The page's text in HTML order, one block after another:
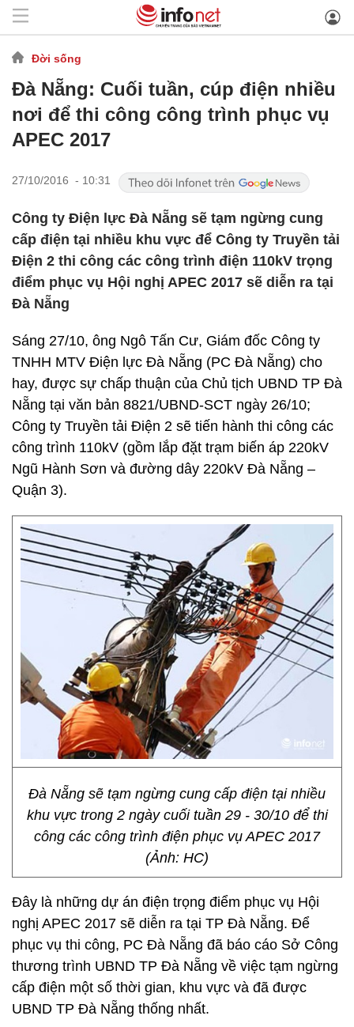
Đời sống
Đà Nẵng: Cuối tuần, cúp điện nhiều
nơi để thi công công trình phục vụ
APEC 2017
27/10/2016 - 10:31
Công ty Điện lực Đà Nẵng sẽ tạm ngừng cung
cấp điện tại nhiều khu vực để Công ty Truyền tải
Điện 2 thi công các công trình điện 110kV trọng
điểm phục vụ Hội nghị APEC 2017 sẽ diễn ra tại
Đà Nẵng
Sáng 27/10, ông Ngô Tấn Cư, Giám đốc Công ty
TNHH MTV Điện lực Đà Nẵng (PC Đà Nẵng) cho
hay, được sự chấp thuận của Chủ tịch UBND TP Đà
Nẵng tại văn bản 8821/UBND-SCT ngày 26/10;
Công ty Truyền tải Điện 2 sẽ tiến hành thi công các
công trình 110kV (gồm lắp đặt trạm biến áp 220kV
Ngũ Hành Sơn và đường dây 220kV Đà Nẵng –
Quận 3).
Đà Nẵng sẽ tạm ngừng cung cấp điện tại nhiều
khu vực trong 2 ngày cuối tuần 29 - 30/10 để thi
công các công trình điện phục vụ APEC 2017
(Ảnh: HC)
Đây là những dự án điện trọng điểm phục vụ Hội
nghị APEC 2017 sẽ diễn ra tại TP Đà Nẵng. Để
phục vụ thi công, PC Đà Nẵng đã báo cáo Sở Công
thương trình UBND TP Đà Nẵng về việc tạm ngừng
cấp điện một số thời gian, khu vực và đã được
UBND TP Đà Nẵng thống nhất.